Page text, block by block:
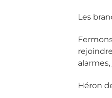
Les
Héron